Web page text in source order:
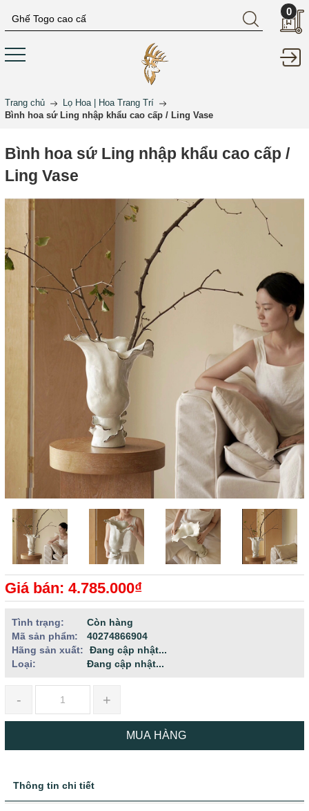
0
Trang chủ
Lọ Hoa | Hoa Trang Trí
Bình hoa sứ Ling nhập khẩu cao cấp / Ling Vase
Bình hoa sứ Ling nhập khẩu cao cấp /
Ling Vase
Giá bán: 4.785.000₫
Tình trạng:
Còn hàng
Mã sản phẩm:
40274866904
Hãng sản xuất:
Đang cập nhật...
Loại:
Đang cập nhật...
- +
MUA HÀNG
Thông tin chi tiết